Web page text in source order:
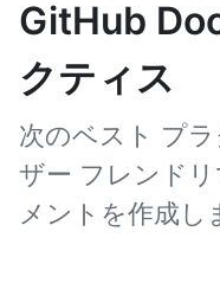
GitHub
クティス
次のベスト プ
ザー フレンド
メントを作成し